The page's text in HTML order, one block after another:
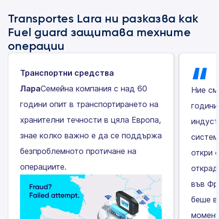
Transportes Lara ни разказва как
Fuel guard защитава техните
операции
Транспортни средства
ЛараСемейна компания с над 60
години опит в транспортирането на
хранителни течности в цяла Европа,
знае колко важно е да се поддържа
безпроблемното протичане на
операциите.
Ние
откри
във
беше в